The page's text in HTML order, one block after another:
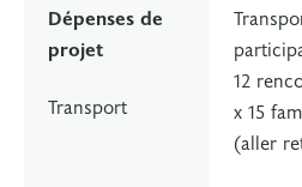
Dépenses de
projet
Transport
12
x 15
(aller